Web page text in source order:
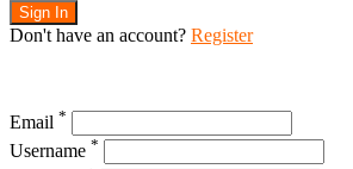
Sign In
Don't have an account? Register
Email *
Username *